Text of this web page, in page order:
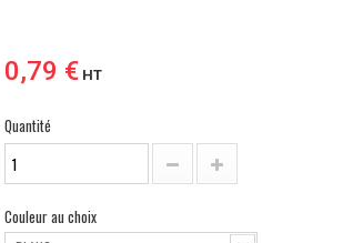
0,79 €HT
Quantité
Couleur au choix